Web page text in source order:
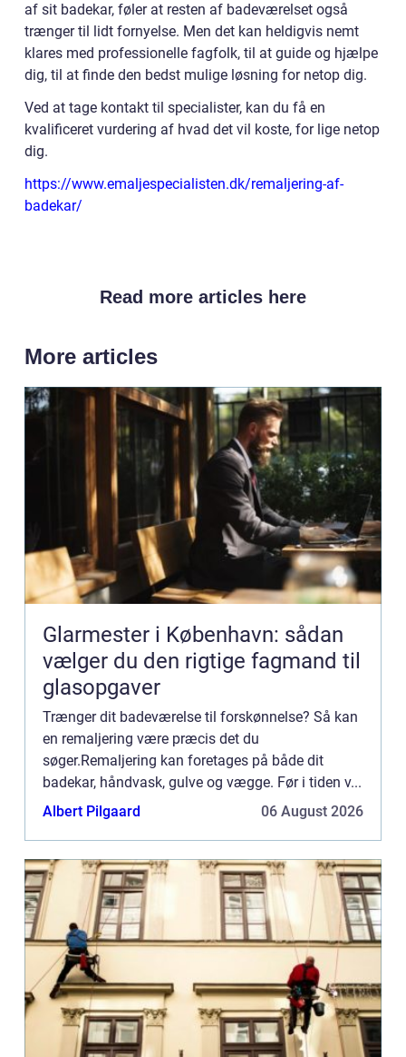
af sit badekar, føler at resten af badeværelset også
trænger til lidt fornyelse. Men det kan heldigvis nemt
klares med professionelle fagfolk, til at guide og hjælpe
dig, til at finde den bedst mulige løsning for netop dig.
Ved at tage kontakt til specialister, kan du få en
kvalificeret vurdering af hvad det vil koste, for lige netop
dig.
https://www.emaljespecialisten.dk/remaljering-af-
badekar/
Read more articles here
More articles
Glarmester i København: sådan
vælger du den rigtige fagmand til
glasopgaver
Trænger dit badeværelse til forskønnelse? Så kan
en remaljering være præcis det du
søger.Remaljering kan foretages på både dit
badekar, håndvask, gulve og vægge. Før i tiden v...
Albert Pilgaard
06 August 2026